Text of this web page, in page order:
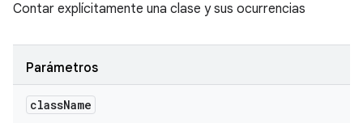
Contar explícitamente una clase y sus ocurrencias
Parámetros
className